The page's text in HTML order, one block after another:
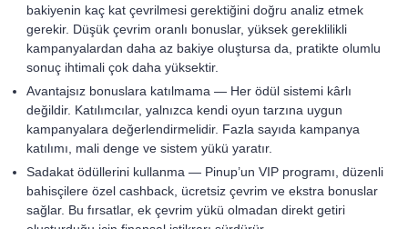
bakiyenin kaç kat çevrilmesi gerektiğini doğru analiz etmek
gerekir. Düşük çevrim oranlı bonuslar, yüksek gereklilikli
kampanyalardan daha az bakiye oluştursa da, pratikte olumlu
sonuç ihtimali çok daha yüksektir.
Avantajsız bonuslara katılmama — Her ödül sistemi kârlı
değildir. Katılımcılar, yalnızca kendi oyun tarzına uygun
kampanyalara değerlendirmelidir. Fazla sayıda kampanya
katılımı, mali denge ve sistem yükü yaratır.
Sadakat ödüllerini kullanma — Pinup’un VIP programı, düzenli
bahisçilere özel cashback, ücretsiz çevrim ve ekstra bonuslar
sağlar. Bu fırsatlar, ek çevrim yükü olmadan direkt getiri